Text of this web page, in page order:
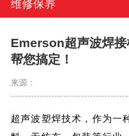
维修保养
Emerson超声波焊
帮您搞定！
来源：
超声波塑焊技术，作为一